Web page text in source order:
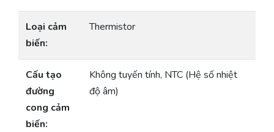
Loại cảm
biến:
Thermistor
Cấu tạo
đường
cong cảm
biến:
Không tuyến tính, NTC (Hệ số nhiệt
độ âm)